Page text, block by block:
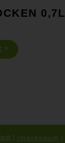
0,7L
*
Impressum